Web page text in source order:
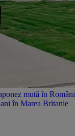
mută în
în Marea Britanie